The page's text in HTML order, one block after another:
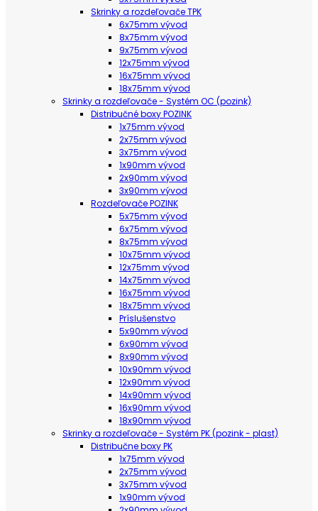
Skrinky a rozdeľovače TPK
6x75mm vývod
8x75mm vývod
9x75mm vývod
12x75mm vývod
16x75mm vývod
18x75mm vývod
Skrinky a rozdeľovače - Systém OC (pozink)
Distribučné boxy POZINK
1x75mm vývod
2x75mm vývod
3x75mm vývod
1x90mm vývod
2x90mm vývod
3x90mm vývod
Rozdeľovače POZINK
5x75mm vývod
6x75mm vývod
8x75mm vývod
10x75mm vývod
12x75mm vývod
14x75mm vývod
16x75mm vývod
18x75mm vývod
Príslušenstvo
5x90mm vývod
6x90mm vývod
8x90mm vývod
10x90mm vývod
12x90mm vývod
14x90mm vývod
16x90mm vývod
18x90mm vývod
Skrinky a rozdeľovače - Systém PK (pozink - plast)
Distribučne boxy PK
1x75mm vývod
2x75mm vývod
3x75mm vývod
1x90mm vývod